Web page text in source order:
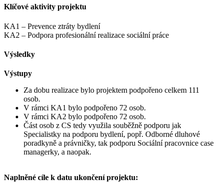
Klíčové aktivity projektu
KA1 – Prevence ztráty bydlení
KA2 – Podpora profesionální realizace sociální práce
Výsledky
Výstupy
Za dobu realizace bylo projektem podpořeno celkem 111
osob.
V rámci KA1 bylo podpořeno 72 osob.
V rámci KA2 bylo podpořeno 72 osob.
Část osob z CS tedy využila souběžně podporu jak
Specialistky na podporu bydlení, popř. Odborné dluhové
poradkyně a právničky, tak podporu Sociální pracovnice case
managerky, a naopak.
Naplněné cíle k datu ukončení projektu: